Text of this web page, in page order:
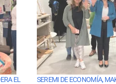
EL
SEREMI DE ECONOMÍA,